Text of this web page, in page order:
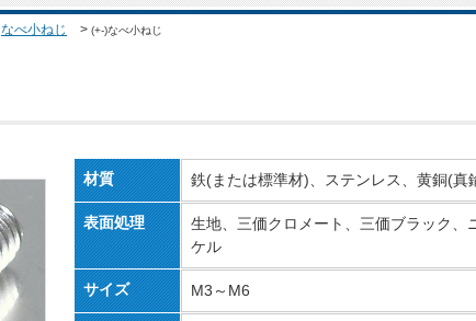
なべ小ねじ > (+-)なべ小ねじ
材質 鉄(または標準材)、ステンレス、黄銅(真
表面処理
生地、三価クロメート、三価ブラック、
ケル
サイズ M3～M6